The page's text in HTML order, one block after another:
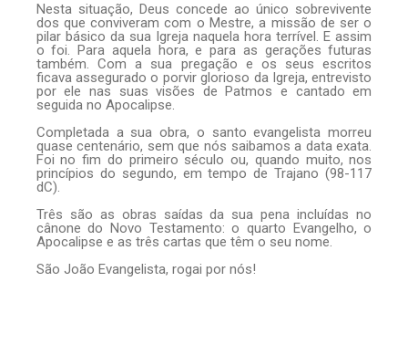
Nesta situação, Deus concede ao único sobrevivente
dos que conviveram com o Mestre, a missão de ser o
pilar básico da sua Igreja naquela hora terrível. E assim
o foi. Para aquela hora, e para as gerações futuras
também. Com a sua pregação e os seus escritos
ficava assegurado o porvir glorioso da Igreja, entrevisto
por ele nas suas visões de Patmos e cantado em
seguida no Apocalipse.
Completada a sua obra, o santo evangelista morreu
quase centenário, sem que nós saibamos a data exata.
Foi no fim do primeiro século ou, quando muito, nos
princípios do segundo, em tempo de Trajano (98-117
dC).
Três são as obras saídas da sua pena incluídas no
cânone do Novo Testamento: o quarto Evangelho, o
Apocalipse e as três cartas que têm o seu nome.
São João Evangelista, rogai por nós!